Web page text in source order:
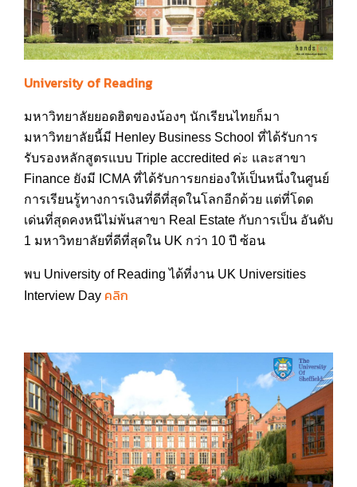
University of Reading
มหาวิทยาลัยยอดฮิตของน้องๆ นักเรียนไทยก็มา
มหาวิทยาลัยนี้มี Henley Business School ที่ได้รับการ
รับรองหลักสูตรแบบ Triple accredited ค่ะ และสาขา
Finance ยังมี ICMA ที่ได้รับการยกย่องให้เป็นหนึ่งในศูนย์
การเรียนรู้ทางการเงินที่ดีที่สุดในโลกอีกด้วย แต่ที่โดด
เด่นที่สุดคงหนีไม่พ้นสาขา Real Estate กับการเป็น อันดับ
1 มหาวิทยาลัยที่ดีที่สุดใน UK กว่า 10 ปี ซ้อน
พบ University of Reading ได้ที่งาน UK Universities
Interview Day คลิก